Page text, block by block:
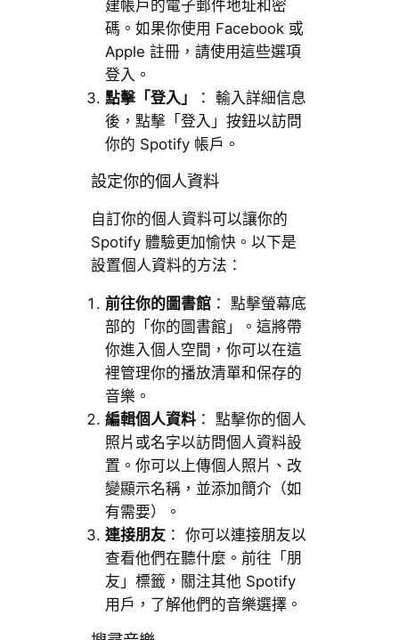
建帳戶的電子郵件地址和密
碼。如果你使用 Facebook 或
Apple 註冊，請使用這些選項
登入。
點擊「登入」
： 輸入詳細信息
後，點擊「登入」按鈕以訪問
你的 Spotify 帳戶。
設定你的個人資料
自訂你的個人資料可以讓你的
Spotify 體驗更加愉快。以下是
設置個人資料的方法：
前往你的圖書館： 點擊螢幕底
部的「你的圖書館」。這將帶
你進入個人空間，你可以在這
裡管理你的播放清單和保存的
音樂。
編輯個人資料： 點擊你的個人
照片或名字以訪問個人資料設
置。你可以上傳個人照片、改
變顯示名稱，並添加簡介（如
有需要）。
連接朋友： 你可以連接朋友以
查看他們在聽什麼。前往「朋
友」標籤，關注其他 Spotify
用戶，了解他們的音樂選擇。